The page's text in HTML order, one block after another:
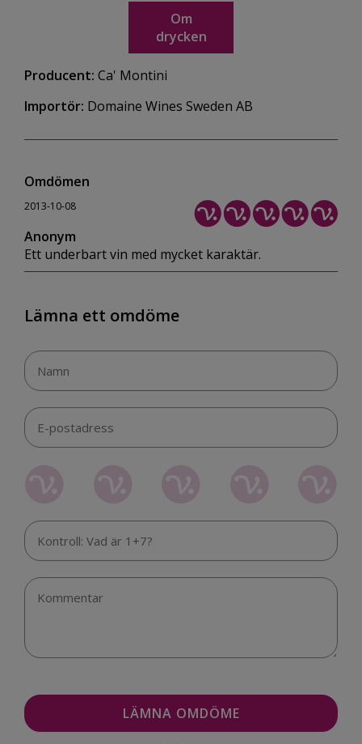
Om
drycken
Producent: Ca' Montini
Importör: Domaine Wines Sweden AB
Omdömen
2013-10-08
Anonym
Ett underbart vin med mycket karaktär.
Lämna ett omdöme